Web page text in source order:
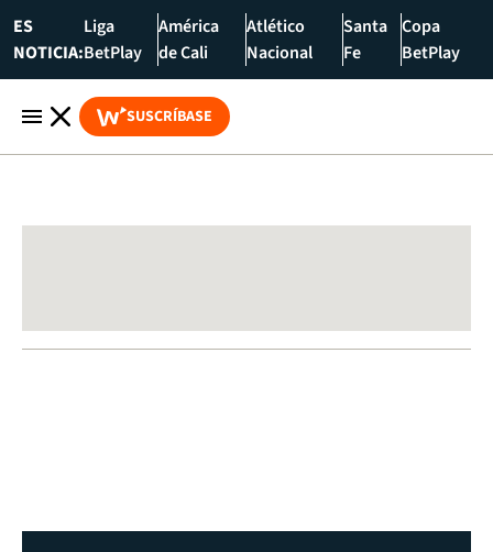
ES
NOTICIA:
Liga
BetPlay
América
de Cali
Atlético
Nacional
Santa
Fe
Copa
BetPlay
SUSCRÍBASE